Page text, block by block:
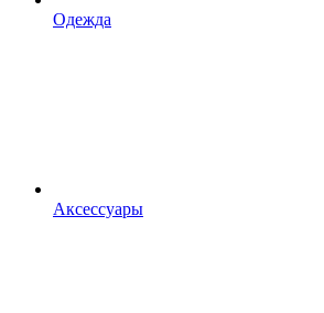
Одежда
Аксессуары